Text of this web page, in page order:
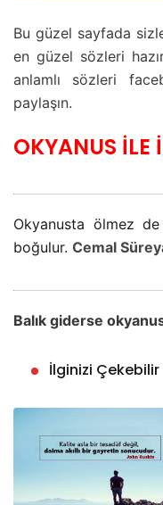
Bu güzel sayfada
en güzel sözleri
anlamlı sözleri
paylaşın.
OKYANUS İLE
Okyanusta ölmez
boğulur. Cemal
Balık giderse
İlginizi Çekebilir